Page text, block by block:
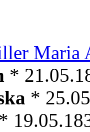
Maria
*
*
*